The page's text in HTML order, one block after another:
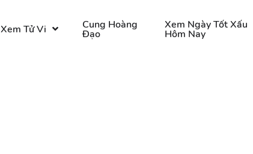
Xem Tử Vi Cung Hoàng
Đạo
Xem Ngày Tốt Xấu
Hôm Nay